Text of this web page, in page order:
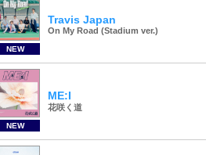
NEW
Travis Japan
On My Road (Stadium ver.)
NEW
ME:I
花咲く道